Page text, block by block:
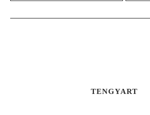
TENGYART